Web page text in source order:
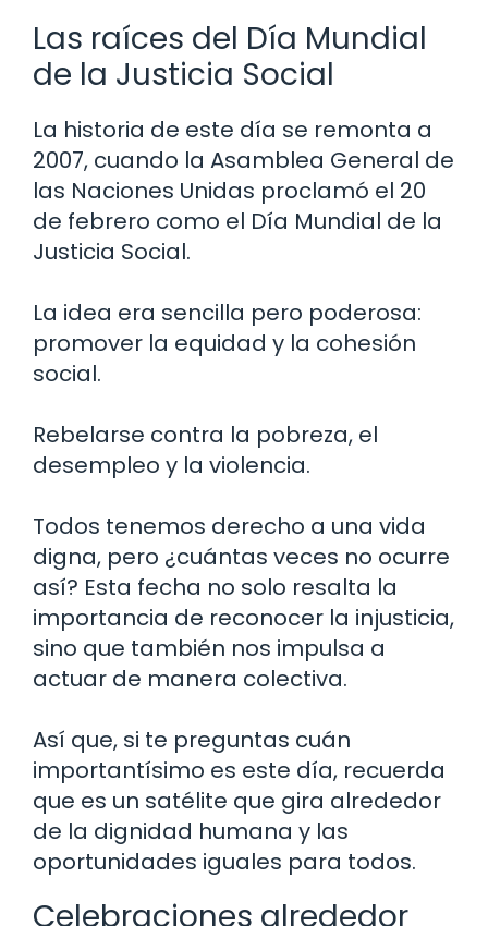
Las raíces del Día Mundial
de la Justicia Social
La historia de este día se remonta a
2007, cuando la Asamblea General de
las Naciones Unidas proclamó el 20
de febrero como el Día Mundial de la
Justicia Social.
La idea era sencilla pero poderosa:
promover la equidad y la cohesión
social.
Rebelarse contra la pobreza, el
desempleo y la violencia.
Todos tenemos derecho a una vida
digna, pero ¿cuántas veces no ocurre
así? Esta fecha no solo resalta la
importancia de reconocer la injusticia,
sino que también nos impulsa a
actuar de manera colectiva.
Así que, si te preguntas cuán
importantísimo es este día, recuerda
que es un satélite que gira alrededor
de la dignidad humana y las
oportunidades iguales para todos.
Celebraciones alrededor